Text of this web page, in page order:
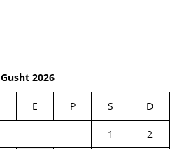
Gusht 2026
E P S D
1
2